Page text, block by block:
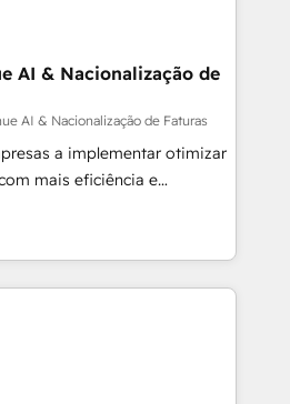
Onboarding across all
and more. Custom
integrations built for
WhatsApp, email, paid
🤖 AI Custom
service triage, and
⚡ Fast-Track
📍 São Paulo, BR
York, NY
AI & Nacionalização de
AI & Nacionalização de Faturas
a implementar otimizar
mais eficiência e
Inteligência Artificial para
sistemas organizar
O objetivo é
conectando equipes
oficiais da HubSpot